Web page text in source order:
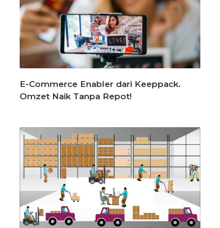
E-Commerce Enabler dari Keeppack.
Omzet Naik Tanpa Repot!